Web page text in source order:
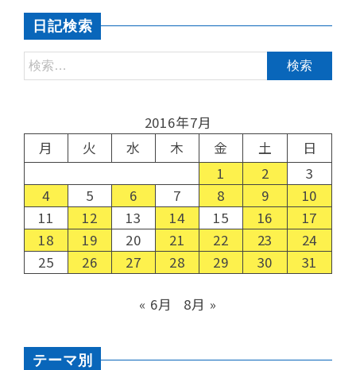
日記検索
2016年7月
月
火 水 木 金 土
日
1
2
3
4
5 6 7 8 9
10
11
12 13 14 15 16
17
18
19 20 21 22 23
24
25
26 27 28 29 30 31
« 6月 8月 »
テーマ別